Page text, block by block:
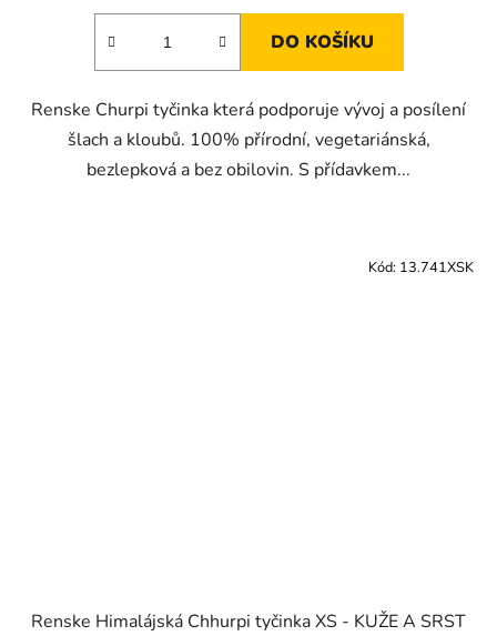
DO KOŠÍKU
Renske Churpi tyčinka která podporuje vývoj a posílení
šlach a kloubů. 100% přírodní, vegetariánská,
bezlepková a bez obilovin. S přídavkem...
Renske Himalájská Chhurpi tyčinka XS - KUŽE A SRST
Kód: 13.741XSK